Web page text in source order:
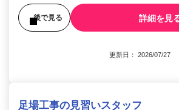
後で見る 詳細を見
更新日： 2026/07/27
足場工事の見習いスタッフ